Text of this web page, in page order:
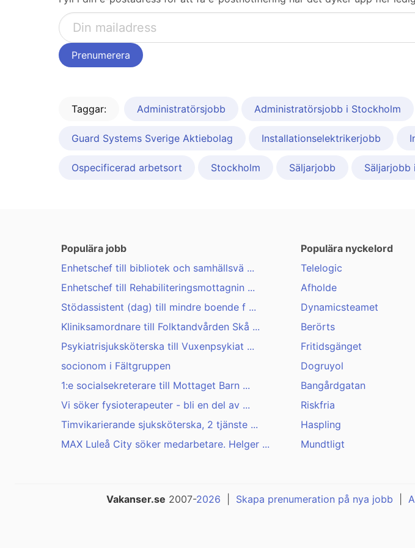
Taggar: Administratörsjobb Administratörsjobb i Stockholm
Guard Systems Sverige Aktiebolag Installationselektrikerjobb
Ospecificerad arbetsort Stockholm Säljarjobb Säljarjobb
Populära jobb
Enhetschef till bibliotek och samhällsvä ...
Enhetschef till Rehabiliteringsmottagnin ...
Stödassistent (dag) till mindre boende f ...
Kliniksamordnare till Folktandvården Skå ...
Psykiatrisjuksköterska till Vuxenpsykiat ...
socionom i Fältgruppen
1:e socialsekreterare till Mottaget Barn ...
Vi söker fysioterapeuter - bli en del av ...
Timvikarierande sjuksköterska, 2 tjänste ...
MAX Luleå City söker medarbetare. Helger ...
Populära nyckelord
Telelogic
Afholde
Dynamicsteamet
Berörts
Fritidsgänget
Dogruyol
Bangårdgatan
Riskfria
Haspling
Mundtligt
Vakanser.se 2007-2026 Skapa prenumeration på nya jobb